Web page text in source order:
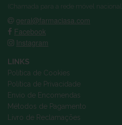
(Chamada para a rede móvel
geral@farmaciasa.com
Facebook
Instagram
LINKS
Política de Cookies
Política de Privacidade
Envio de Encomendas
Métodos de Pagamento
Livro de Reclamações